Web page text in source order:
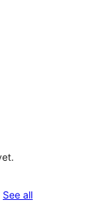
See allreviews